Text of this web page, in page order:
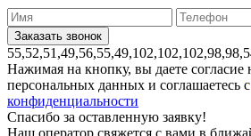
Нажимая на кнопку, вы даете согласие
персональных данных и соглашаетесь с
конфиденциальности
Спасибо за оставленную заявку!
Наш оператор свяжется с вами в